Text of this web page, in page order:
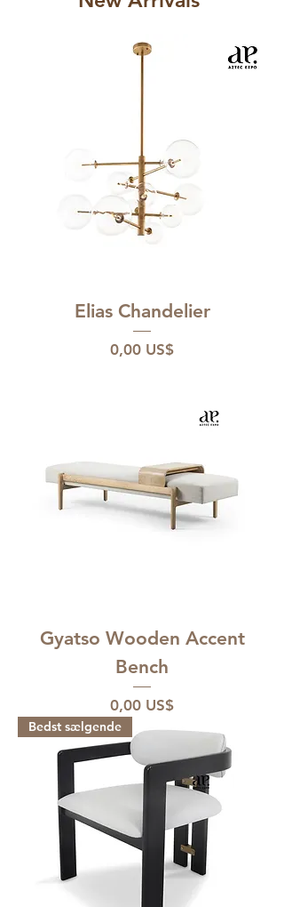
Elias Chandelier
Pris
0,00 US$
Gyatso Wooden Accent
Bench
Pris
0,00 US$
Bedst sælgende